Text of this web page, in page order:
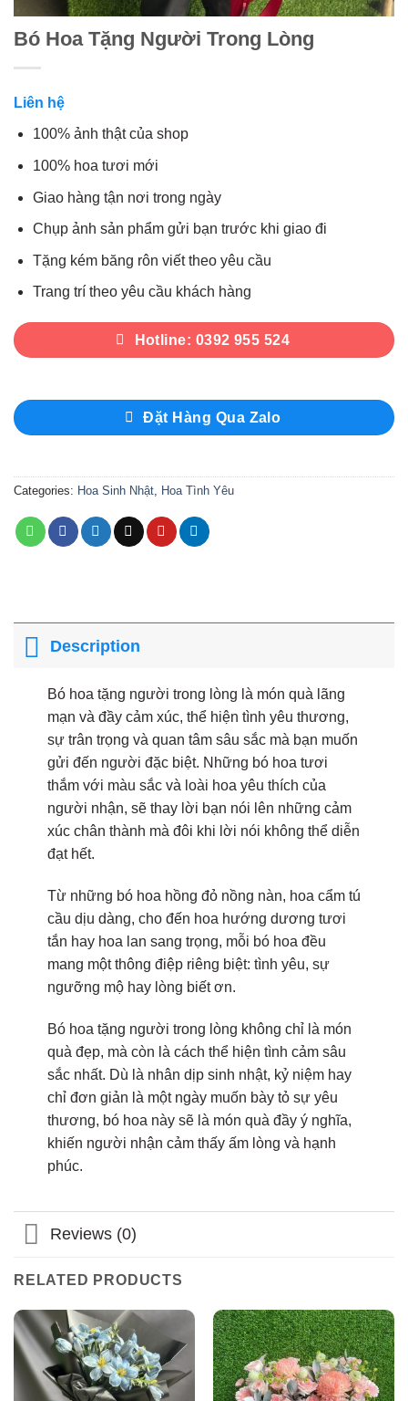
Bó Hoa Tặng Người Trong Lòng
Liên hệ
100% ảnh thật của shop
100% hoa tươi mới
Giao hàng tận nơi trong ngày
Chụp ảnh sản phẩm gửi bạn trước khi giao đi
Tặng kém băng rôn viết theo yêu cầu
Trang trí theo yêu cầu khách hàng
Hotline: 0392 955 524
Đặt Hàng Qua Zalo
Categories: Hoa Sinh Nhật, Hoa Tình Yêu
Description
Bó hoa tặng người trong lòng là món quà lãng
mạn và đầy cảm xúc, thể hiện tình yêu thương,
sự trân trọng và quan tâm sâu sắc mà bạn muốn
gửi đến người đặc biệt. Những bó hoa tươi
thắm với màu sắc và loài hoa yêu thích của
người nhận, sẽ thay lời bạn nói lên những cảm
xúc chân thành mà đôi khi lời nói không thể diễn
đạt hết.
Từ những bó hoa hồng đỏ nồng nàn, hoa cẩm tú
cầu dịu dàng, cho đến hoa hướng dương tươi
tắn hay hoa lan sang trọng, mỗi bó hoa đều
mang một thông điệp riêng biệt: tình yêu, sự
ngưỡng mộ hay lòng biết ơn.
Bó hoa tặng người trong lòng không chỉ là món
quà đẹp, mà còn là cách thể hiện tình cảm sâu
sắc nhất. Dù là nhân dịp sinh nhật, kỷ niệm hay
chỉ đơn giản là một ngày muốn bày tỏ sự yêu
thương, bó hoa này sẽ là món quà đầy ý nghĩa,
khiến người nhận cảm thấy ấm lòng và hạnh
phúc.
Reviews (0)
RELATED PRODUCTS